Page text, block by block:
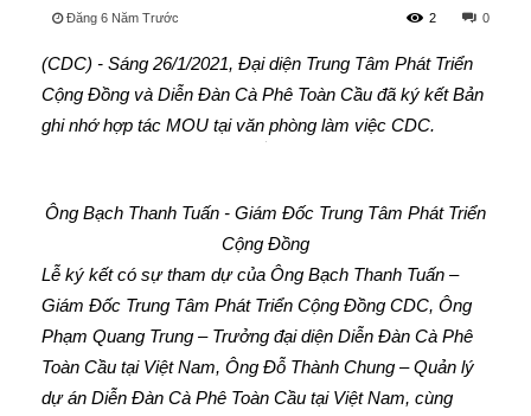
Đăng 6 Năm Trước 0
2
(CDC) - Sáng 26/1/2021, Đại diện Trung Tâm Phát Triển
Cộng Đồng và Diễn Đàn Cà Phê Toàn Cầu đã ký kết Bản
ghi nhớ hợp tác MOU tại văn phòng làm việc CDC.
Ông Bạch Thanh Tuấn - Giám Đốc Trung Tâm Phát Triển
Cộng Đồng
Lễ ký kết có sự tham dự của Ông Bạch Thanh Tuấn –
Giám Đốc Trung Tâm Phát Triển Cộng Đồng CDC, Ông
Phạm Quang Trung – Trưởng đại diện Diễn Đàn Cà Phê
Toàn Cầu tại Việt Nam, Ông Đỗ Thành Chung – Quản lý
dự án Diễn Đàn Cà Phê Toàn Cầu tại Việt Nam, cùng